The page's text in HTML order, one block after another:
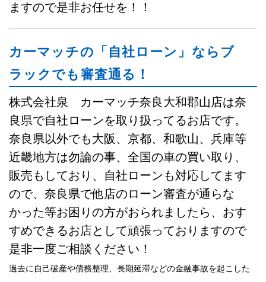
ますので是非お任せを！！
カーマッチの「自社ローン」ならブ
ラックでも審査通る！
株式会社泉 カーマッチ奈良大和郡山店は奈
良県で自社ローンを取り扱ってるお店です。
奈良県以外でも大阪、京都、和歌山、兵庫等
近畿地方は勿論の事、全国の車の買い取り、
販売もしており、自社ローンも対応してます
ので、奈良県で他店のローン審査が通らな
かった等お困りの方がおられましたら、おす
すめできるお店として頑張っておりますので
是非一度ご相談ください！
過去に自己破産や債務整理、長期延滞などの金融事故を起こした